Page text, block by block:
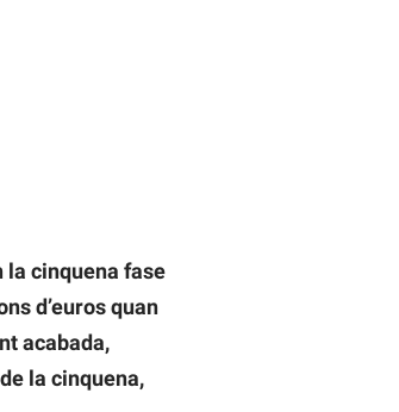
la cinquena fase
d’euros quan
acabada,
la cinquena,